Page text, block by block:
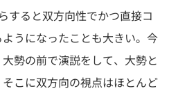
すると双方向性でかつ直接コ
うになったことも大きい。今
勢の前で演説をして、大勢と
こに双方向の視点はほとんど